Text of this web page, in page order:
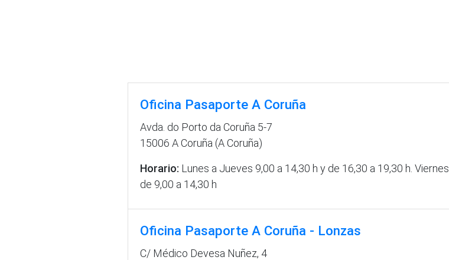
Oficina Pasaporte A Coruña
Avda. do Porto da Coruña 5-7
15006 A Coruña (A Coruña)
Horario: Lunes a Jueves 9,00 a 14,30 h y de 16,30 a 19,30 h. Viernes
de 9,00 a 14,30 h
Oficina Pasaporte A Coruña - Lonzas
C/ Médico Devesa Nuñez, 4